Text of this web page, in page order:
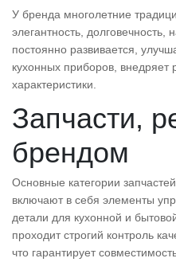
У бренда многолетние
элегантность, долговечность,
постоянно развивается,
кухонных приборов,
характеристики.
Запчасти,
брендом
Основные категории
включают в себя элементы
детали для кухонной и
проходит строгий контроль
что гарантирует